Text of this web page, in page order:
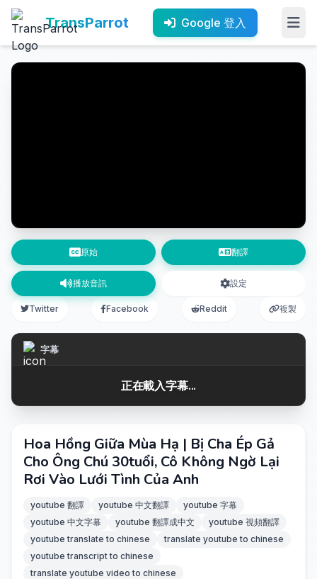
TransParrot Google 登入
原始 翻譯
播放音訊 設定
Twitter Facebook Reddit 複製
字幕
正在載入字幕...
Hoa Hồng Giữa Mùa Hạ | Bị Cha Ép Gả
Cho Ông Chú 30tuổi, Cô Không Ngờ Lại
Rơi Vào Lưới Tình Của Anh
youtube 翻譯 youtube 中文翻譯
youtube 字幕
youtube 中文字幕
youtube 翻譯成中文
youtube 視頻翻譯
youtube translate to chinese
translate youtube to chinese
youtube transcript to chinese
translate youtube video to chinese